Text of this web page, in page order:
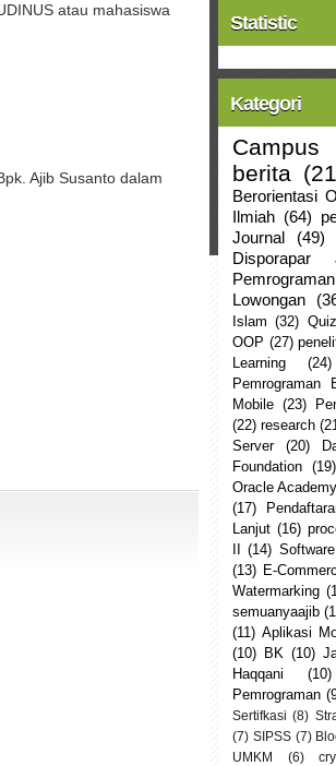
atau mahasiswa
Ajib Susanto dalam
Statistic
Kategori
Campus
berita
Berorientasi
Ilmiah (64)
Journal
(49)
Disporapar
Lowongan
Islam (32)
OOP (27)
Learning
(24)
Pemrograman
Mobile (23)
(22) research
Server
(20)
Foundation (19)
Oracle Academy
(17)
Lanjut (16)
(14) Software
(13) E-
Watermarking
semuanyaajib
(11) Aplikasi
(10) BK (10)
Haqqani
(10)
Pemrograman
Sertifkasi (8)
(7) SIPSS (7)
UMKM
(6)